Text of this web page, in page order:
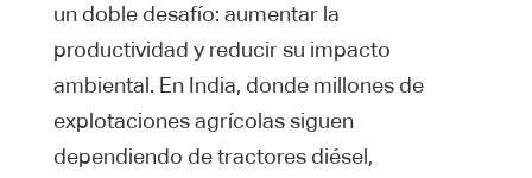
un doble desafío: aumentar la
productividad y reducir su impacto
ambiental. En India, donde millones de
explotaciones agrícolas siguen
dependiendo de tractores diésel,